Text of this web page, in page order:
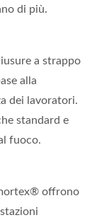
di più.
a strappo
alla
dei lavoratori.
standard e
fuoco.
offrono